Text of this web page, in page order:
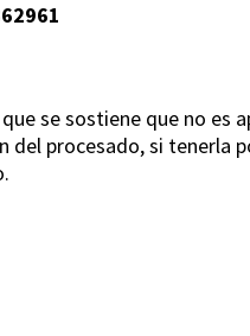
se sostiene que no es
procesado, si tenerla